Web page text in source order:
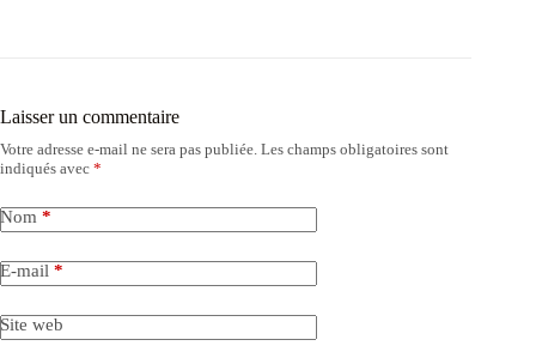
Laisser un commentaire
Votre adresse e-mail ne sera pas publiée. Les champs obligatoires sont
indiqués avec *
Nom *
E-mail *
Site web